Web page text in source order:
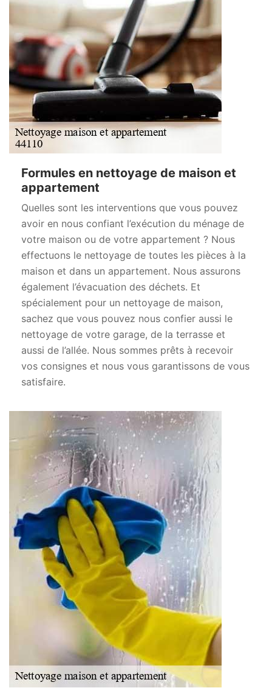
Formules en nettoyage de maison et
appartement
Quelles sont les interventions que vous pouvez
avoir en nous confiant l’exécution du ménage de
votre maison ou de votre appartement ? Nous
effectuons le nettoyage de toutes les pièces à la
maison et dans un appartement. Nous assurons
également l’évacuation des déchets. Et
spécialement pour un nettoyage de maison,
sachez que vous pouvez nous confier aussi le
nettoyage de votre garage, de la terrasse et
aussi de l’allée. Nous sommes prêts à recevoir
vos consignes et nous vous garantissons de vous
satisfaire.